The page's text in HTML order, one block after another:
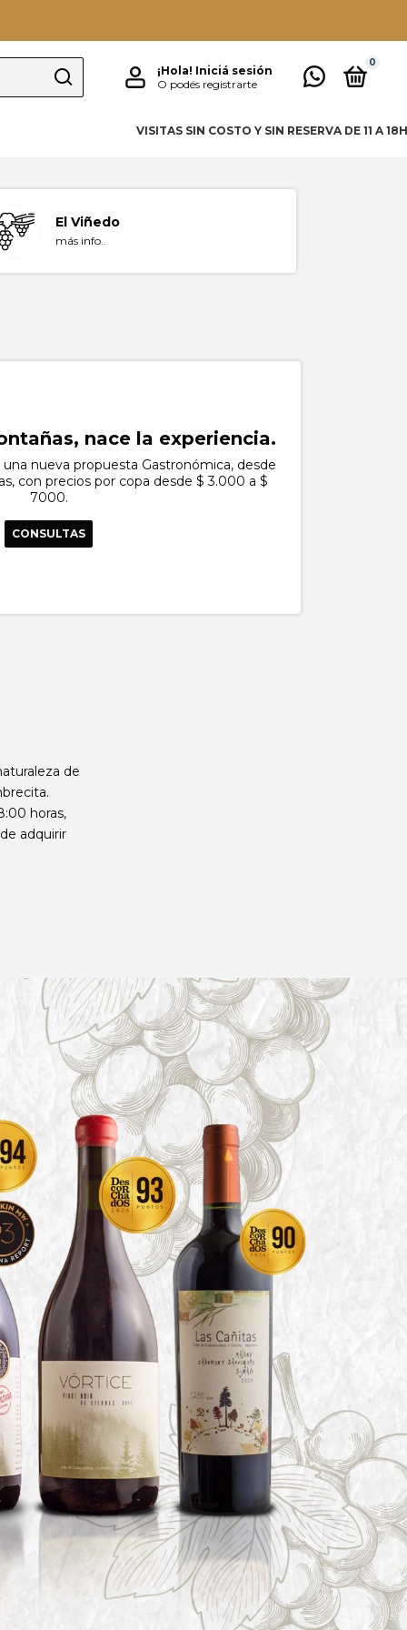
¡Hola! Iniciá sesión
O podés registrarte
0
VISITAS SIN COSTO Y SIN RESERVA DE 11 A
El Viñedo
más info..
nace la experiencia.
nueva propuesta Gastronómica, desde
con precios por copa desde $ 3.000 a $
7000.
CONSULTAS
de
horas,
adquirir